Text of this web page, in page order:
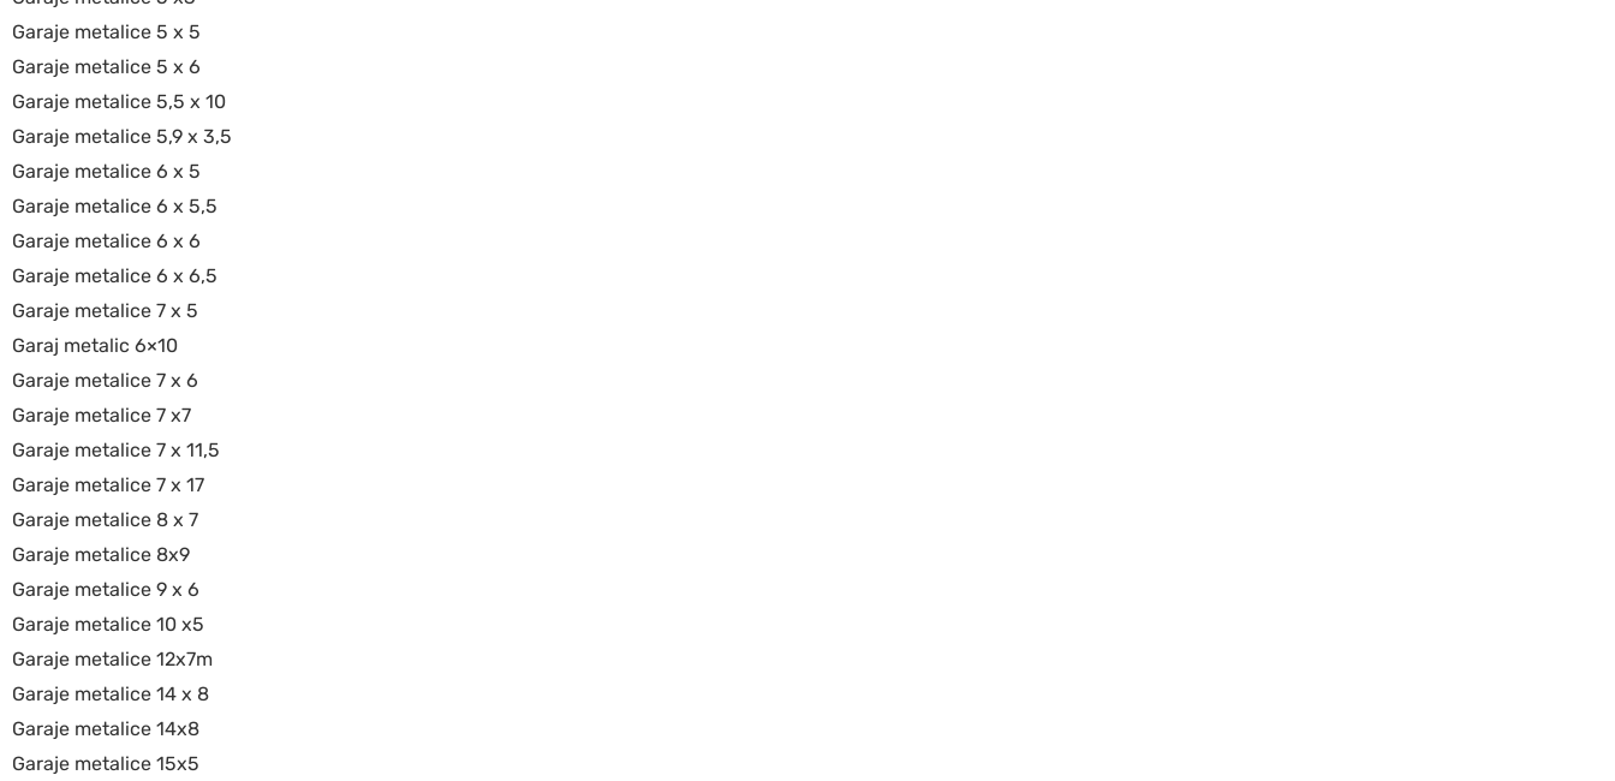
Garaje metalice 5 x 5
Garaje metalice 5 x 6
Garaje metalice 5,5 x 10
Garaje metalice 5,9 x 3,5
Garaje metalice 6 x 5
Garaje metalice 6 x 5,5
Garaje metalice 6 x 6
Garaje metalice 6 x 6,5
Garaje metalice 7 x 5
Garaj metalic 6×10
Garaje metalice 7 x 6
Garaje metalice 7 x7
Garaje metalice 7 x 11,5
Garaje metalice 7 x 17
Garaje metalice 8 x 7
Garaje metalice 8x9
Garaje metalice 9 x 6
Garaje metalice 10 x5
Garaje metalice 12x7m
Garaje metalice 14 x 8
Garaje metalice 14x8
Garaje metalice 15x5